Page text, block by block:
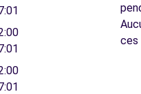
ces